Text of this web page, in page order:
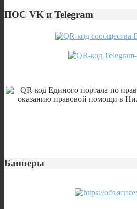
ПОС VK и Telegram
Баннеры